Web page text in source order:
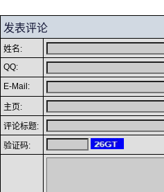
发表评论
姓名:
QQ:
E-Mail:
主页:
评论标题:
验证码: